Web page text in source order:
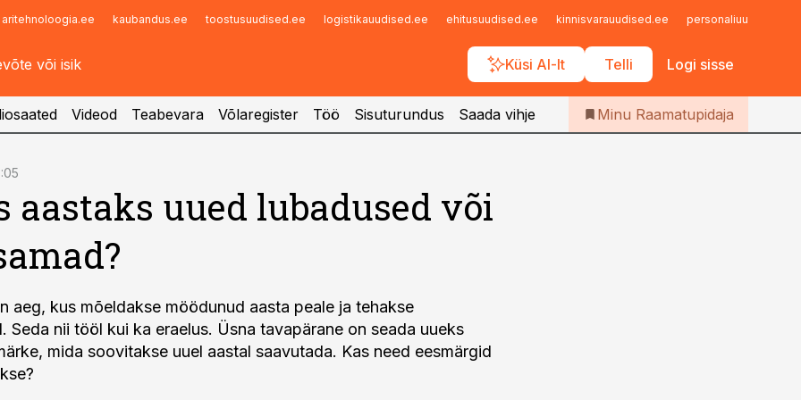
aritehnoloogia.ee kaubandus.ee toostusuudised.ee logistikauudised.ee ehitusuudised.ee kinnisvarauudised.ee personaliuudised.ee
Küsi AI-lt Telli Logi sisse
Infopank
Iseteenindus
Telli Raamatupidaja
Videod Teabevara Võlaregister Töö Sisuturundus Saada vihje Minu Raamatupidaja
aastaks uued lubadused või
aeg, kus mõeldakse möödunud aasta peale ja tehakse
Seda nii tööl kui ka eraelus. Üsna tavapärane on seada uueks
mida soovitakse uuel aastal saavutada. Kas need eesmärgid